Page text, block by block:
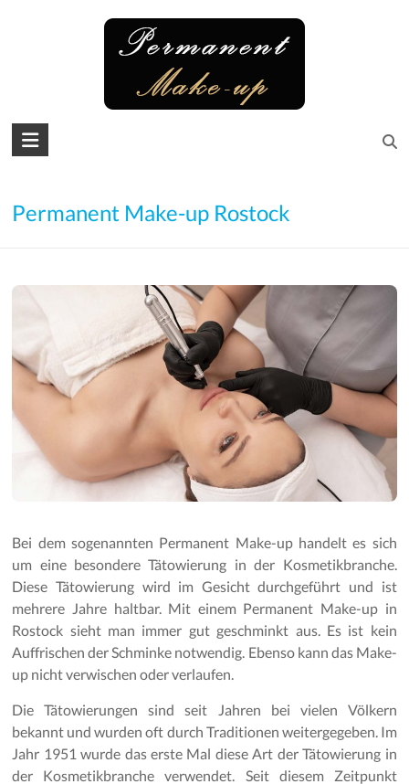
up
Lidstrich
Lippen
–
Permanent Make-up Rostock
Bei dem sogenannten Permanent Make-up handelt es sich
um eine besondere Tätowierung in der Kosmetikbranche.
Diese Tätowierung wird im Gesicht durchgeführt und ist
mehrere Jahre haltbar. Mit einem Permanent Make-up in
Rostock sieht man immer gut geschminkt aus. Es ist kein
Auffrischen der Schminke notwendig. Ebenso kann das Make-
up nicht verwischen oder verlaufen.
Die Tätowierungen sind seit Jahren bei vielen Völkern
bekannt und wurden oft durch Traditionen weitergegeben. Im
Jahr 1951 wurde das erste Mal diese Art der Tätowierung in
der Kosmetikbranche verwendet. Seit diesem Zeitpunkt